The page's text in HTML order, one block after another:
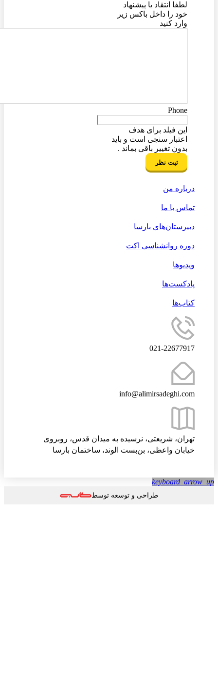
لطفا انتقاد یا پیشنهاد
خود را داخل باکس زیر
وارد کنید
Phone
این فیلد برای هدف
اعتبار سنجی است و باید
بدون تغییر باقی بماند .
درباره من
تماس با ما
دبیرستان‌های بارسا
دوره روانشناسی اکت
ویدیوها
پادکست‌ها
کتاب‌ها
021-22677917
info@alimirsadeghi.com
تهران، شریعتی، نرسیده به میدان قدس، روبروی
خیابان واعظی، بن‌بست الوند، ساختمان بارسا
طراحی و توسعه توسط